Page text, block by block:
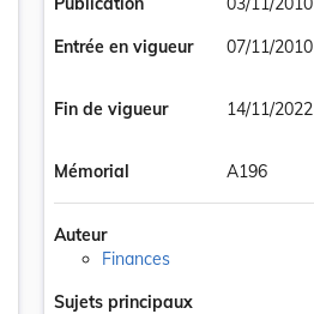
Entrée en vigueur
07/11/2010
Fin de vigueur 14/11/2022
Mémorial A196
Auteur
Finances
Sujets principaux